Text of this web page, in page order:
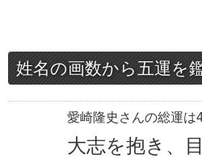
姓名の画数から五運を
愛崎隆史さんの総運は
大志を抱き、